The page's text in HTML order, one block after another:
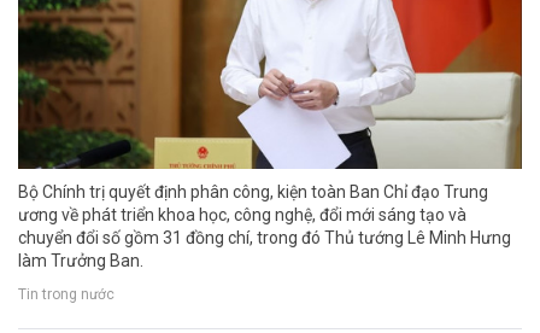
Bộ Chính trị quyết định phân công, kiện toàn Ban Chỉ đạo Trung
ương về phát triển khoa học, công nghệ, đổi mới sáng tạo và
chuyển đổi số gồm 31 đồng chí, trong đó Thủ tướng Lê Minh Hưng
làm Trưởng Ban.
Tin trong nước